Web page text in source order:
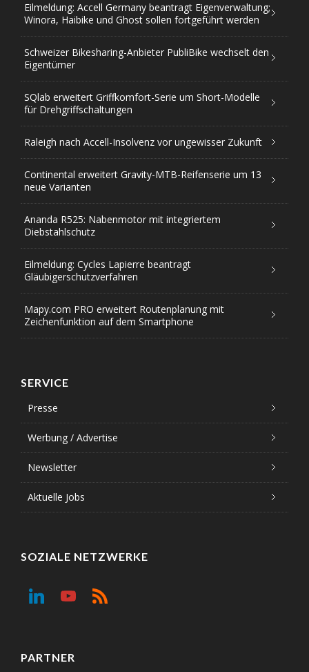
Eilmeldung: Accell Germany beantragt Eigenverwaltung;
Winora, Haibike und Ghost sollen fortgeführt werden
Schweizer Bikesharing-Anbieter PubliBike wechselt den
Eigentümer
SQlab erweitert Griffkomfort-Serie um Short-Modelle
für Drehgriffschaltungen
Raleigh nach Accell-Insolvenz vor ungewisser Zukunft
Continental erweitert Gravity-MTB-Reifenserie um 13
neue Varianten
Ananda R525: Nabenmotor mit integriertem
Diebstahlschutz
Eilmeldung: Cycles Lapierre beantragt
Gläubigerschutzverfahren
Mapy.com PRO erweitert Routenplanung mit
Zeichenfunktion auf dem Smartphone
SERVICE
Presse
Werbung / Advertise
Newsletter
Aktuelle Jobs
SOZIALE NETZWERKE
PARTNER